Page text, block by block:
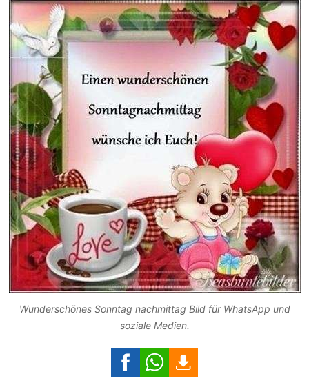
Wunderschönes Sonntag nachmittag Bild für WhatsApp und
soziale Medien.